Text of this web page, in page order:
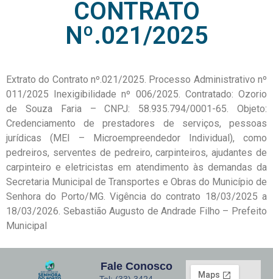
CONTRATO
Nº.021/2025
Extrato do Contrato nº.021/2025. Processo Administrativo nº
011/2025 Inexigibilidade nº 006/2025. Contratado: Ozorio
de Souza Faria – CNPJ: 58.935.794/0001-65. Objeto:
Credenciamento de prestadores de serviços, pessoas
jurídicas (MEI – Microempreendedor Individual), como
pedreiros, serventes de pedreiro, carpinteiros, ajudantes de
carpinteiro e eletricistas em atendimento às demandas da
Secretaria Municipal de Transportes e Obras do Município de
Senhora do Porto/MG. Vigência do contrato 18/03/2025 a
18/03/2026. Sebastião Augusto de Andrade Filho – Prefeito
Municipal
Fale Conosco